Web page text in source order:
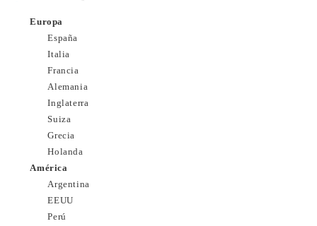
Europa
España
Italia
Francia
Alemania
Inglaterra
Suiza
Grecia
Holanda
América
Argentina
EEUU
Perú